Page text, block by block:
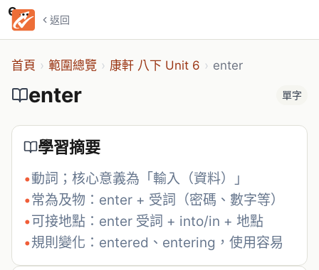
返回
enter
首頁 › 範圍總覽 › 康軒 八下 Unit 6 › enter
enter 單字
學習摘要
•動詞；核心意義為「輸入（資料）」
•常為及物：enter + 受詞（密碼、數字等）
•可接地點：enter 受詞 + into/in + 地點
•規則變化：entered、entering，使用容易